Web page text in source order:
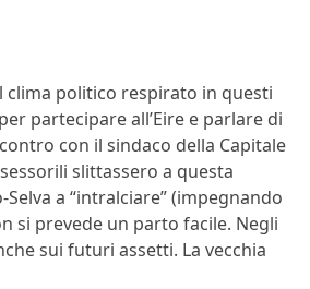
clima politico respirato in questi
partecipare all’Eire e parlare di
con il sindaco della Capitale
slittassero a questa
a “intralciare” (impegnando
si prevede un parto facile. Negli
sui futuri assetti. La vecchia